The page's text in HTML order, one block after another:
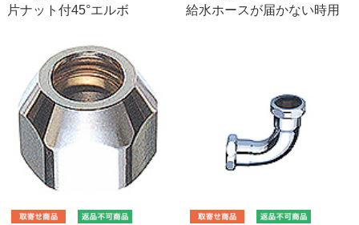
片ナット付45°エルボ
給水ホースが届かない時用